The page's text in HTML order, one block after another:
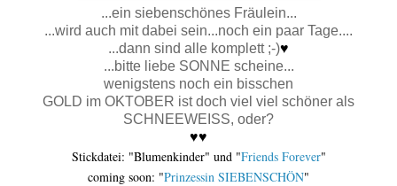
...ein siebenschönes Fräulein...
...wird auch mit dabei sein...noch ein paar Tage....
...dann sind alle komplett ;-)♥
...bitte liebe SONNE scheine...
wenigstens noch ein bisschen
GOLD im OKTOBER ist doch viel viel schöner als
SCHNEEWEISS, oder?
♥♥
Stickdatei: "Blumenkinder" und "Friends Forever"
coming soon: "Prinzessin SIEBENSCHÖN"